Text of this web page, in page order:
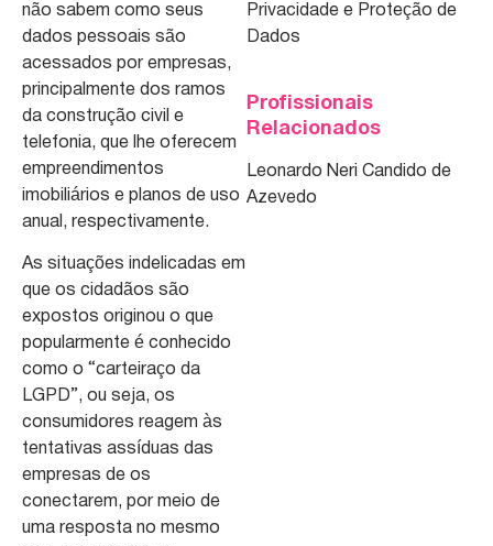
não sabem como seus
dados pessoais são
acessados por empresas,
principalmente dos ramos
da construção civil e
telefonia, que lhe oferecem
empreendimentos
imobiliários e planos de uso
anual, respectivamente.
As situações indelicadas em
que os cidadãos são
expostos originou o que
popularmente é conhecido
como o “carteiraço da
LGPD”, ou seja, os
consumidores reagem às
tentativas assíduas das
empresas de os
conectarem, por meio de
uma resposta no mesmo
Privacidade e Proteção de
Dados
Profissionais
Relacionados
Leonardo Neri Candido de
Azevedo